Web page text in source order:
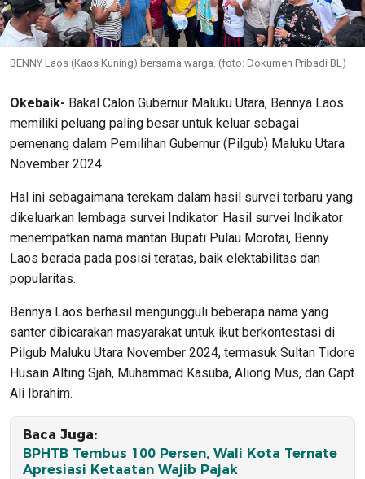
BENNY Laos (Kaos Kuning) bersama warga. (foto: Dokumen Pribadi BL)
Okebaik- Bakal Calon Gubernur Maluku Utara, Bennya Laos
memiliki peluang paling besar untuk keluar sebagai
pemenang dalam Pemilihan Gubernur (Pilgub) Maluku Utara
November 2024.
Hal ini sebagaimana terekam dalam hasil survei terbaru yang
dikeluarkan lembaga survei Indikator. Hasil survei Indikator
menempatkan nama mantan Bupati Pulau Morotai, Benny
Laos berada pada posisi teratas, baik elektabilitas dan
popularitas.
Bennya Laos berhasil mengungguli beberapa nama yang
santer dibicarakan masyarakat untuk ikut berkontestasi di
Pilgub Maluku Utara November 2024, termasuk Sultan Tidore
Husain Alting Sjah, Muhammad Kasuba, Aliong Mus, dan Capt
Ali Ibrahim.
Baca Juga:
BPHTB Tembus 100 Persen, Wali Kota Ternate
Apresiasi Ketaatan Wajib Pajak